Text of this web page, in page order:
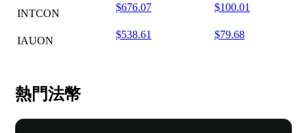
INTCON
$676.07 $100.01
IAUON
$538.61 $79.68
熱門法幣